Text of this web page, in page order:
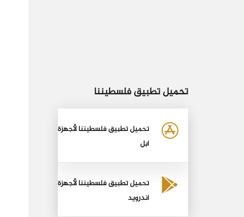
تحميل تطبيق فلسطيننا
تحميل تطبيق فلسطيننا لأجهزة
أبل
تحميل تطبيق فلسطيننا لأجهزة
أندرويد